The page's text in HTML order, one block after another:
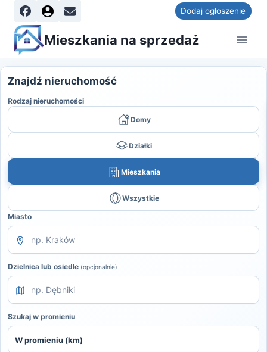
Dodaj ogłoszenie
Mieszkania na sprzedaż
Znajdź nieruchomość
Rodzaj nieruchomości
Domy
Działki
Mieszkania
Wszystkie
Miasto
Dzielnica lub osiedle (opcjonalnie)
Szukaj w promieniu